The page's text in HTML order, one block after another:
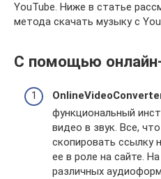
YouTube. Ниже в статье
метода скачать музыку с
С помощью
функциональный
видео в звук. Все,
скопировать ссылку
ее в роле на сайте.
различных